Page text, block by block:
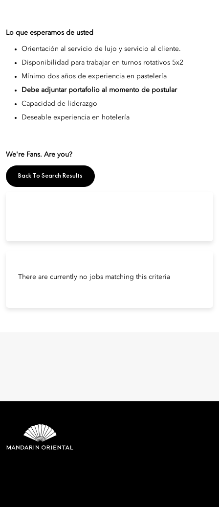
Lo que esperamos de usted
Orientación al servicio de lujo y servicio al cliente.
Disponibilidad para trabajar en turnos rotativos 5x2
Mínimo dos años de experiencia en pastelería
Debe adjuntar portafolio al momento de postular
Capacidad de liderazgo
Deseable experiencia en hotelería
We're Fans. Are you?
Back To Search Results
There are currently no jobs matching this criteria